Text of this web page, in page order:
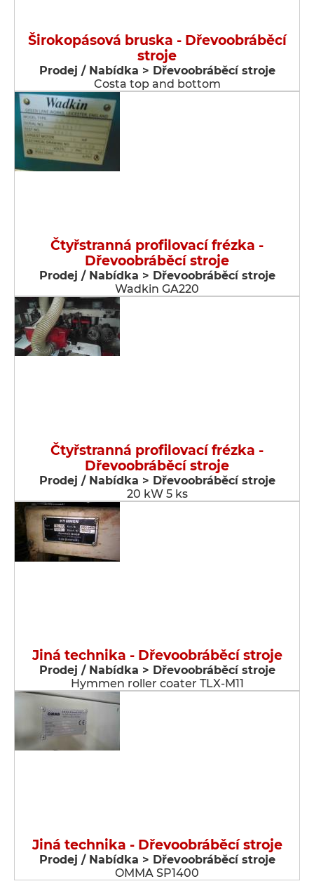
Širokopásová bruska - Dřevoobráběcí
stroje
Prodej / Nabídka > Dřevoobráběcí stroje
Costa top and bottom
Čtyřstranná profilovací frézka -
Dřevoobráběcí stroje
Prodej / Nabídka > Dřevoobráběcí stroje
Wadkin GA220
Čtyřstranná profilovací frézka -
Dřevoobráběcí stroje
Prodej / Nabídka > Dřevoobráběcí stroje
20 kW 5 ks
Jiná technika - Dřevoobráběcí stroje
Prodej / Nabídka > Dřevoobráběcí stroje
Hymmen roller coater TLX-M11
Jiná technika - Dřevoobráběcí stroje
Prodej / Nabídka > Dřevoobráběcí stroje
OMMA SP1400